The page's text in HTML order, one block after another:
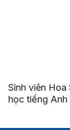
Sinh viên
học tiếng